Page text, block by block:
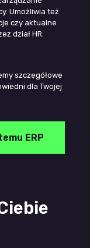
Umożliwia też
czy aktualne
dział HR.
szczegółowe
dla Twojej
ERP